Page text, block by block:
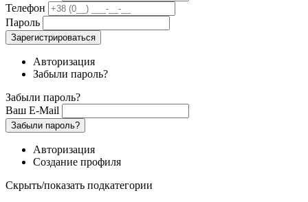
Телефон
Пароль
Зарегистрироваться
Авторизация
Забыли пароль?
Забыли пароль?
Ваш E-Mail
Забыли пароль?
Авторизация
Создание профиля
Скрыть/показать подкатегории